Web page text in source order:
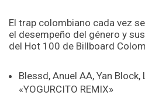
El trap colombiano cada vez
el desempeño del género y
del Hot 100 de Billboard
Blessd, Anuel AA, Yan Block,
«YOGURCITO REMIX»